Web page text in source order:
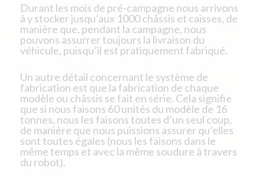
Durant les mois de pré-campagne nous arrivons
à y stocker jusqu’aux 1000 châssis et caisses, de
manière que, pendant la campagne, nous
pouvons assurrer toujours la livraison du
véhicule, puisqu’il est pratiquement fabriqué.
Un autre détail concernant le système de
fabrication est que la fabrication de chaque
modèle ou châssis se fait en série. Cela signifie
que si nous faisons 60 unités du modèle de 16
tonnes, nous les faisons toutes d’un seul coup,
de manière que nous puissions assurer qu’elles
sont toutes égales (nous les faisons dans le
même temps et avec la même soudure à travers
du robot).